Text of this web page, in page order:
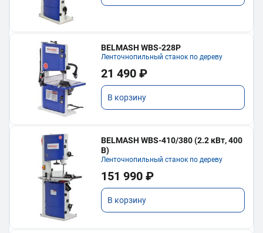
BELMASH WBS-228P
Ленточнопильный станок по дереву
21 490 ₽
В корзину
BELMASH WBS-410/380 (2.2 кВт, 400
В)
Ленточнопильный станок по дереву
151 990 ₽
В корзину